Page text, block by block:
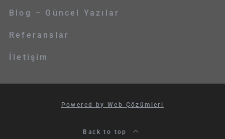
Blog – Güncel Yazılar
Referanslar
İletişim
Powered by Web Çözümleri
Back to top